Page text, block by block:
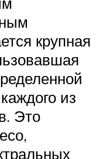
крупная
из
Это